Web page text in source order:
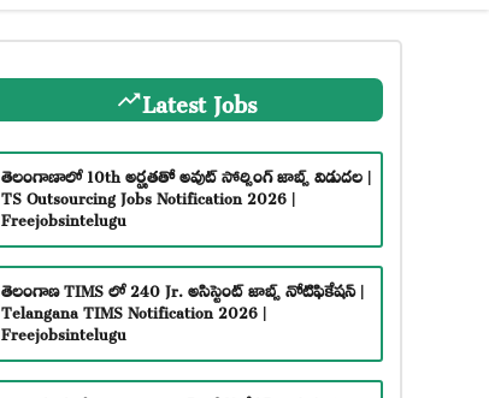
Latest Jobs
తెలంగాణాలో 10th అర్హతతో అవుట్ సోర్సింగ్ జాబ్స్ విడుదల |
TS Outsourcing Jobs Notification 2026 |
Freejobsintelugu
తెలంగాణ TIMS లో 240 Jr. అసిస్టెంట్ జాబ్స్ నోటిఫికేషన్ |
Telangana TIMS Notification 2026 |
Freejobsintelugu